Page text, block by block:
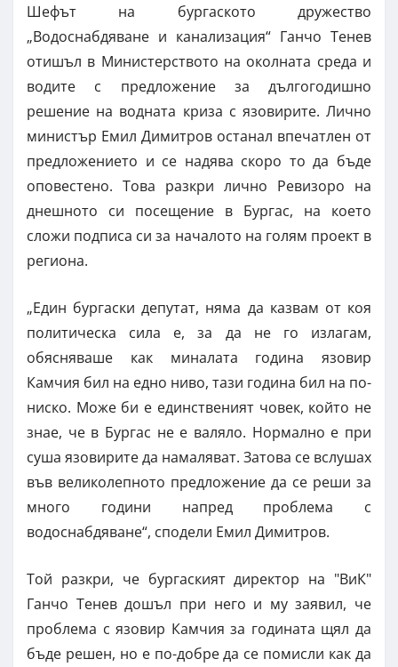
Шефът на бургаското дружество
„Водоснабдяване и канализация“ Ганчо Тенев
отишъл в Министерството на околната среда и
водите с предложение за дългогодишно
решение на водната криза с язовирите. Лично
министър Емил Димитров останал впечатлен от
предложението и се надява скоро то да бъде
оповестено. Това разкри лично Ревизоро на
днешното си посещение в Бургас, на което
сложи подписа си за началото на голям проект в
региона.
„Един бургаски депутат, няма да казвам от коя
политическа сила е, за да не го излагам,
обясняваше как миналата година язовир
Камчия бил на едно ниво, тази година бил на по-
ниско. Може би е единственият човек, който не
знае, че в Бургас не е валяло. Нормално е при
суша язовирите да намаляват. Затова се вслушах
във великолепното предложение да се реши за
много години напред проблема с
водоснабдяване“, сподели Емил Димитров.
Той разкри, че бургаският директор на "ВиК"
Ганчо Тенев дошъл при него и му заявил, че
проблема с язовир Камчия за годината щял да
бъде решен, но е по-добре да се помисли как да